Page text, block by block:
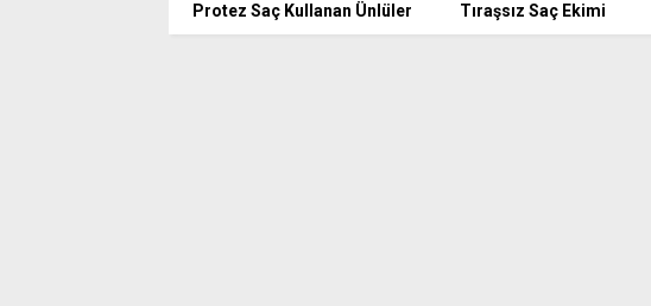
Protez Saç Kullanan Ünlüler Tıraşsız Saç Ekimi